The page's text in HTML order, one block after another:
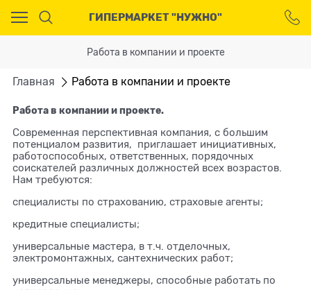
ГИПЕРМАРКЕТ "НУЖНО"
Работа в компании и проекте
Главная Работа в компании и проекте
Работа в компании и проекте.
Современная перспективная компания, с большим
потенциалом развития, приглашает инициативных,
работоспособных, ответственных, порядочных
соискателей различных должностей всех возрастов.
Нам требуются:
специалисты по страхованию, страховые агенты;
кредитные специалисты;
универсальные мастера, в т.ч. отделочных,
электромонтажных, сантехнических работ;
универсальные менеджеры, способные работать по
Ваш город - Москва,
угадали?